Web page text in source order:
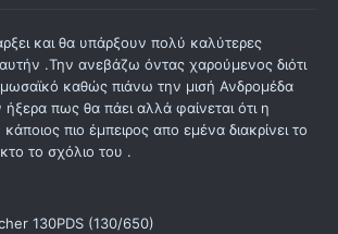
και θα υπάρξουν πολύ καλύτερες
.Την ανεβάζω όντας χαρούμενος διότι
καθώς πιάνω την μισή Ανδρομέδα
πως θα πάει αλλά φαίνεται ότι η
πιο έμπειρος απο εμένα διακρίνει το
το σχόλιο του .
130PDS (130/650)